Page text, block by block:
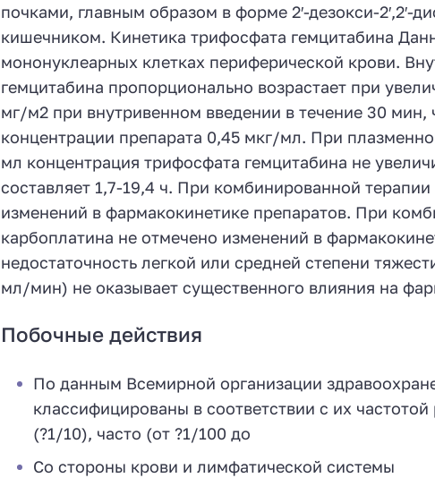
почками, главным образом в форме 2′-дезокси-2′,2′-
кишечником. Кинетика трифосфата гемцитабина
мононуклеарных клетках периферической крови.
гемцитабина пропорционально возрастает при
мг/м2 при внутривенном введении в течение 30 мин,
концентрации препарата 0,45 мкг/мл. При
мл концентрация трифосфата гемцитабина не
составляет 1,7-19,4 ч. При комбинированной
изменений в фармакокинетике препаратов. При
карбоплатина не отмечено изменений в
недостаточность легкой или средней степени
мл/мин) не оказывает существенного влияния на
Побочные действия
По данным Всемирной организации
классифицированы в соответствии с их
(?1/10), часто (от ?1/100 до
Со стороны крови и лимфатической системы